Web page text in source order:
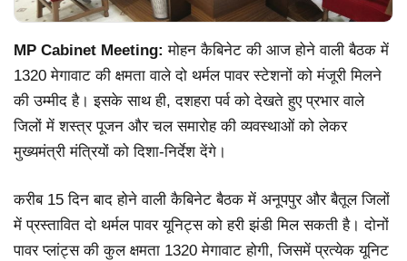
MP Cabinet Meeting: मोहन कैबिनेट की आज होने वाली बैठक में
1320 मेगावाट की क्षमता वाले दो थर्मल पावर स्टेशनों को मंजूरी मिलने
की उम्मीद है। इसके साथ ही, दशहरा पर्व को देखते हुए प्रभार वाले
जिलों में शस्त्र पूजन और चल समारोह की व्यवस्थाओं को लेकर
मुख्यमंत्री मंत्रियों को दिशा-निर्देश देंगे।
करीब 15 दिन बाद होने वाली कैबिनेट बैठक में अनूपपुर और बैतूल जिलों
में प्रस्तावित दो थर्मल पावर यूनिट्स को हरी झंडी मिल सकती है। दोनों
पावर प्लांट्स की कुल क्षमता 1320 मेगावाट होगी, जिसमें प्रत्येक यूनिट